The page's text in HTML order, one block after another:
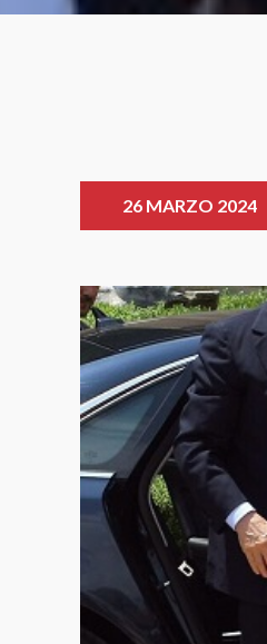
26 MARZO 2024